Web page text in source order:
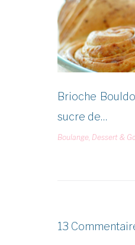
Brioche
sucre de…
Boulange Dessert &
13